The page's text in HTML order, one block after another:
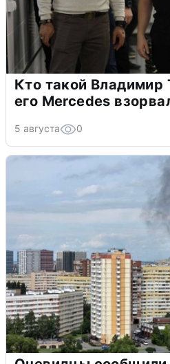
Кто такой Владимир
его Mercedes
5 августа 0